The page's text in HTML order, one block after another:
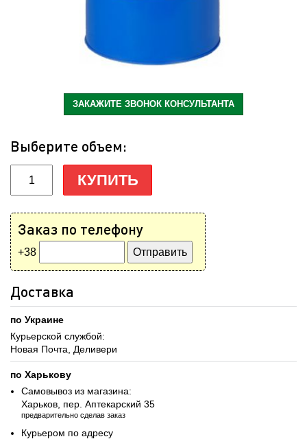
ЗАКАЖИТЕ ЗВОНОК КОНСУЛЬТАНТА
Выберите объем:
КУПИТЬ
Заказ по телефону
+38
Доставка
по Украине
Курьерской службой:
Новая Почта, Деливери
по Харькову
Самовывоз из магазина:
Харьков, пер. Аптекарский 35
предварительно сделав заказ
Курьером по адресу